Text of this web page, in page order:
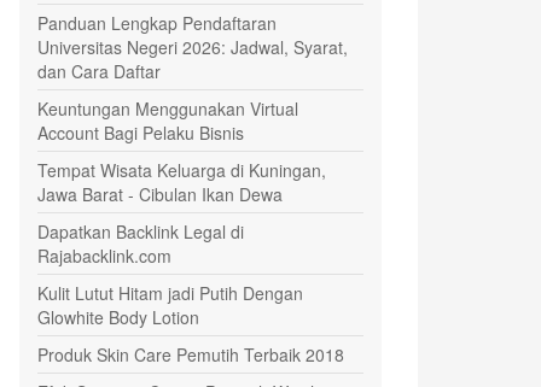
Panduan Lengkap Pendaftaran
Universitas Negeri 2026: Jadwal, Syarat,
dan Cara Daftar
Keuntungan Menggunakan Virtual
Account Bagi Pelaku Bisnis
Tempat Wisata Keluarga di Kuningan,
Jawa Barat - Cibulan Ikan Dewa
Dapatkan Backlink Legal di
Rajabacklink.com
Kulit Lutut Hitam jadi Putih Dengan
Glowhite Body Lotion
Produk Skin Care Pemutih Terbaik 2018